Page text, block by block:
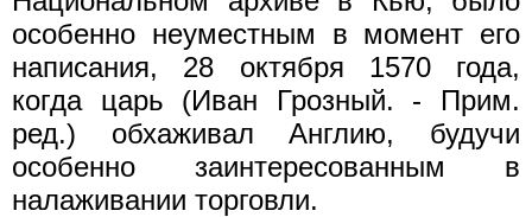
особенно неуместным в момент его
написания, 28 октября 1570 года,
когда царь (Иван Грозный. - Прим.
ред.) обхаживал Англию, будучи
особенно заинтересованным в
налаживании торговли.